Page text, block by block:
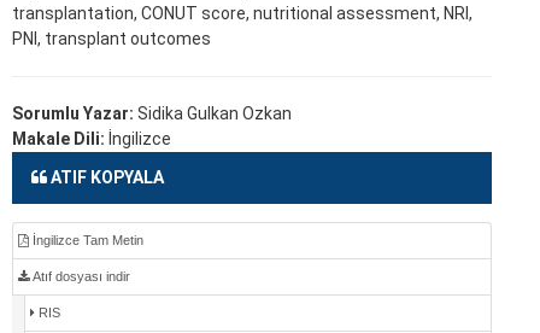
transplantation, CONUT score, nutritional assessment, NRI,
PNI, transplant outcomes
Sorumlu Yazar: Sidika Gulkan Ozkan
Makale Dili: İngilizce
ATIF KOPYALA
İngilizce Tam Metin
Atıf dosyası indir
RIS